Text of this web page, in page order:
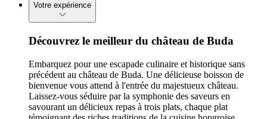
Votre expérience
Découvrez le meilleur du château de Buda
Embarquez pour une escapade culinaire et historique sans
précédent au château de Buda. Une délicieuse boisson de
bienvenue vous attend à l'entrée du majestueux château.
Laissez-vous séduire par la symphonie des saveurs en
savourant un délicieux repas à trois plats, chaque plat